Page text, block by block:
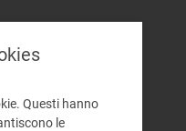
per
Questi hanno
le